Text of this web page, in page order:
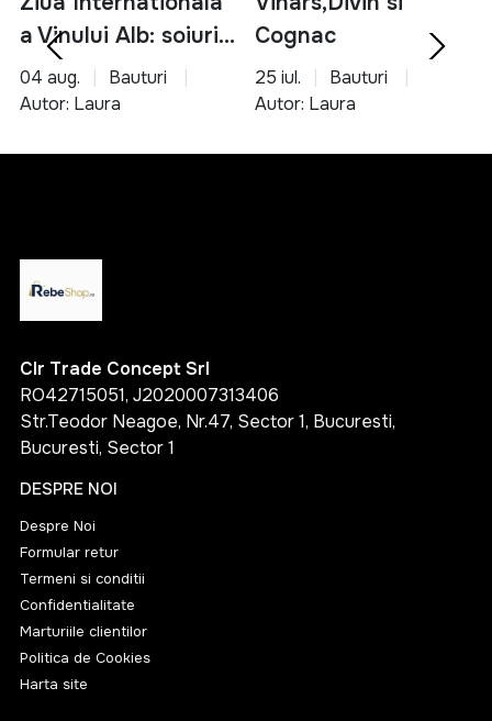
a Vinului Alb: soiuri,
servire si asocieri
culinare
04 aug.
Bauturi
Autor: Laura
Cognac
25 iul.
Bauturi
Autor: Laura
Clr Trade Concept Srl
RO42715051, J2020007313406
Str.Teodor Neagoe, Nr.47, Sector 1, Bucuresti,
Bucuresti, Sector 1
DESPRE NOI
Despre Noi
Formular retur
Termeni si conditii
Confidentialitate
Marturiile clientilor
Politica de Cookies
Harta site